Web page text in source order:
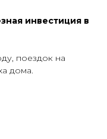
инвестиция в
поездок на
дома.